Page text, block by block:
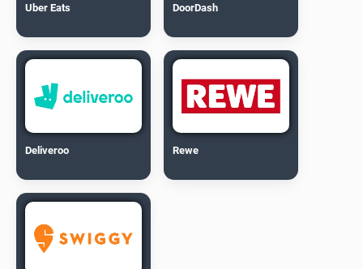
Uber Eats DoorDash
Deliveroo Rewe